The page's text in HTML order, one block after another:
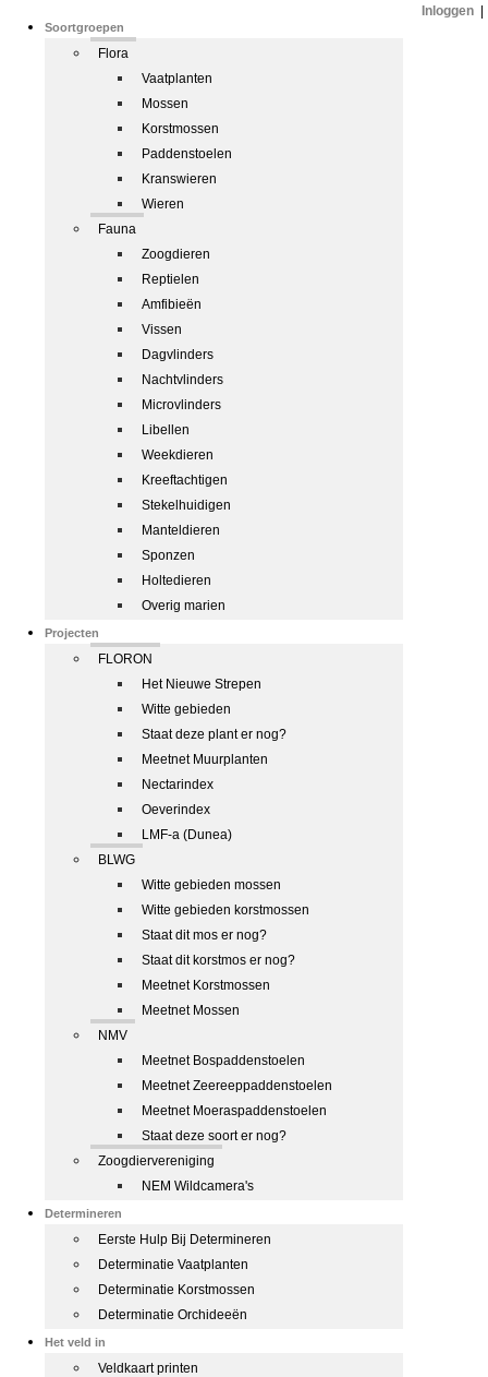
Soortgroepen
Flora
Vaatplanten
Mossen
Korstmossen
Paddenstoelen
Kranswieren
Wieren
Fauna
Zoogdieren
Reptielen
Amfibieën
Vissen
Dagvlinders
Nachtvlinders
Microvlinders
Libellen
Weekdieren
Kreeftachtigen
Stekelhuidigen
Manteldieren
Sponzen
Holtedieren
Overig marien
Projecten
FLORON
Het Nieuwe Strepen
Witte gebieden
Staat deze plant er nog?
Meetnet Muurplanten
Nectarindex
Oeverindex
LMF-a (Dunea)
BLWG
Witte gebieden mossen
Witte gebieden korstmossen
Staat dit mos er nog?
Staat dit korstmos er nog?
Meetnet Korstmossen
Meetnet Mossen
NMV
Meetnet Bospaddenstoelen
Meetnet Zeereeppaddenstoelen
Meetnet Moeraspaddenstoelen
Staat deze soort er nog?
Zoogdiervereniging
NEM Wildcamera's
Determineren
Eerste Hulp Bij Determineren
Determinatie Vaatplanten
Determinatie Korstmossen
Determinatie Orchideeën
Het veld in
Veldkaart printen
Inloggen